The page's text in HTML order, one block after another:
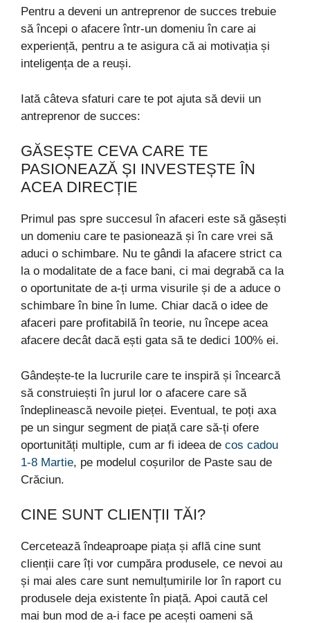
Pentru a deveni un antreprenor de succes trebuie
să începi o afacere într-un domeniu în care ai
experiență, pentru a te asigura că ai motivația și
inteligența de a reuși.
Iată câteva sfaturi care te pot ajuta să devii un
antreprenor de succes:
GĂSEȘTE CEVA CARE TE
PASIONEAZĂ ȘI INVESTEȘTE ÎN
ACEA DIRECȚIE
Primul pas spre succesul în afaceri este să găsești
un domeniu care te pasionează și în care vrei să
aduci o schimbare. Nu te gândi la afacere strict ca
la o modalitate de a face bani, ci mai degrabă ca la
o oportunitate de a-ți urma visurile și de a aduce o
schimbare în bine în lume. Chiar dacă o idee de
afaceri pare profitabilă în teorie, nu începe acea
afacere decât dacă ești gata să te dedici 100% ei.
Gândește-te la lucrurile care te inspiră și încearcă
să construiești în jurul lor o afacere care să
îndeplinească nevoile pieței. Eventual, te poți axa
pe un singur segment de piață care să-ți ofere
oportunități multiple, cum ar fi ideea de cos cadou
1-8 Martie, pe modelul coșurilor de Paste sau de
Crăciun.
CINE SUNT CLIENȚII TĂI?
Cercetează îndeaproape piața și află cine sunt
clienții care îți vor cumpăra produsele, ce nevoi au
și mai ales care sunt nemulțumirile lor în raport cu
produsele deja existente în piață. Apoi caută cel
mai bun mod de a-i face pe acești oameni să